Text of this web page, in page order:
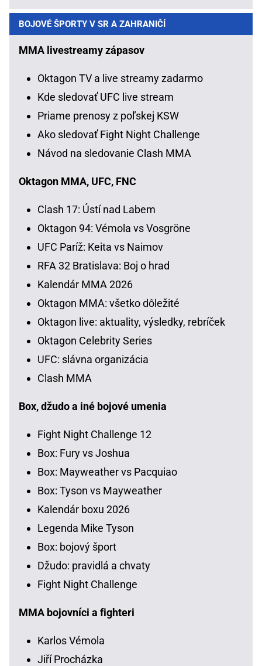
BOJOVÉ ŠPORTY V SR A ZAHRANIČÍ
MMA livestreamy zápasov
Oktagon TV a live streamy zadarmo
Kde sledovať UFC live stream
Priame prenosy z poľskej KSW
Ako sledovať Fight Night Challenge
Návod na sledovanie Clash MMA
Oktagon MMA, UFC, FNC
Clash 17: Ústí nad Labem
Oktagon 94: Vémola vs Vosgröne
UFC Paríž: Keita vs Naimov
RFA 32 Bratislava: Boj o hrad
Kalendár MMA 2026
Oktagon MMA: všetko dôležité
Oktagon live: aktuality, výsledky, rebríček
Oktagon Celebrity Series
UFC: slávna organizácia
Clash MMA
Box, džudo a iné bojové umenia
Fight Night Challenge 12
Box: Fury vs Joshua
Box: Mayweather vs Pacquiao
Box: Tyson vs Mayweather
Kalendár boxu 2026
Legenda Mike Tyson
Box: bojový šport
Džudo: pravidlá a chvaty
Fight Night Challenge
MMA bojovníci a fighteri
Karlos Vémola
Jiří Procházka